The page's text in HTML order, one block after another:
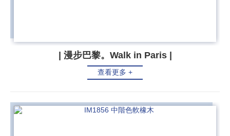
| 漫步巴黎。Walk in Paris |
查看更多 +